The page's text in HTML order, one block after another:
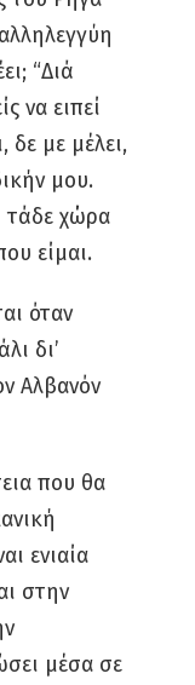
“Διά
να ειπεί
δε με μέλει,
μου.
τάδε χώρα
είμαι.
όταν
δι’
Αλβανόν
που θα
ενιαία
στην
μέσα σε